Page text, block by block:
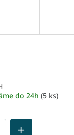
do 24h (5 ks)